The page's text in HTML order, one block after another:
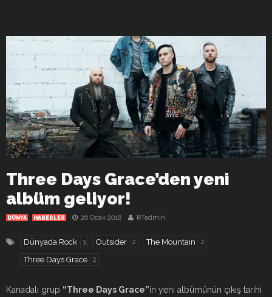
Three Days Grace’den yeni
albüm geliyor!
DÜNYA HABERLER 26 Ocak 2018 RTadmin
Dünyada Rock 3 Outsider 2 The Mountain 2
Three Days Grace 2
Kanadalı grup “Three Days Grace”in yeni albümünün çıkış tarihi